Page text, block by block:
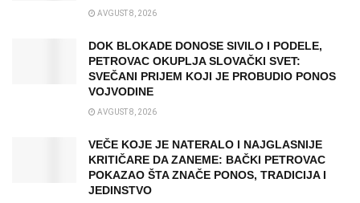
AVGUST 8, 2026
DOK BLOKADE DONOSE SIVILO I PODELE,
PETROVAC OKUPLJA SLOVAČKI SVET:
SVEČANI PRIJEM KOJI JE PROBUDIO PONOS
VOJVODINE
AVGUST 8, 2026
VEČE KOJE JE NATERALO I NAJGLASNIJE
KRITIČARE DA ZANEME: BAČKI PETROVAC
POKAZAO ŠTA ZNAČE PONOS, TRADICIJA I
JEDINSTVO